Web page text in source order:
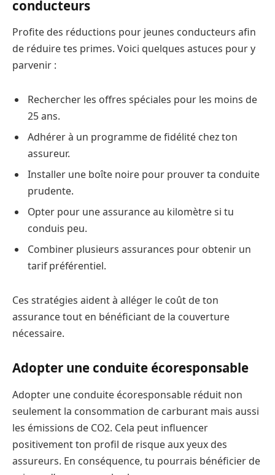
conducteurs
Profite des réductions pour jeunes conducteurs afin
de réduire tes primes. Voici quelques astuces pour y
parvenir :
Rechercher les offres spéciales pour les moins de
25 ans.
Adhérer à un programme de fidélité chez ton
assureur.
Installer une boîte noire pour prouver ta conduite
prudente.
Opter pour une assurance au kilomètre si tu
conduis peu.
Combiner plusieurs assurances pour obtenir un
tarif préférentiel.
Ces stratégies aident à alléger le coût de ton
assurance tout en bénéficiant de la couverture
nécessaire.
Adopter une conduite écoresponsable
Adopter une conduite écoresponsable réduit non
seulement la consommation de carburant mais aussi
les émissions de CO2. Cela peut influencer
positivement ton profil de risque aux yeux des
assureurs. En conséquence, tu pourrais bénéficier de